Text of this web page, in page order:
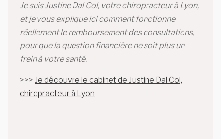
Je suis Justine Dal Col, votre chiropracteur à Lyon,
et je vous explique ici comment fonctionne
réellement le remboursement des consultations,
pour que la question financière ne soit plus un
frein à votre santé.
>>> Je découvre le cabinet de Justine Dal Col,
chiropracteur à Lyon